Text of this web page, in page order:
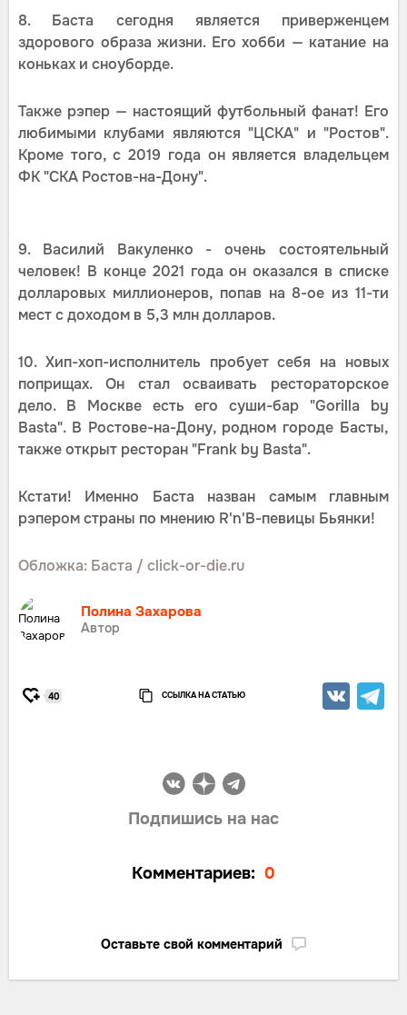
8. Баста сегодня является приверженцем
здорового образа жизни. Его хобби — катание на
коньках и сноуборде.
Также рэпер — настоящий футбольный фанат! Его
любимыми клубами являются "ЦСКА" и "Ростов".
Кроме того, с 2019 года он является владельцем
ФК "СКА Ростов-на-Дону".
9. Василий Вакуленко - очень состоятельный
человек! В конце 2021 года он оказался в списке
долларовых миллионеров, попав на 8-ое из 11-ти
мест с доходом в 5,3 млн долларов.
10. Хип-хоп-исполнитель пробует себя на новых
поприщах. Он стал осваивать рестораторское
дело. В Москве есть его суши-бар "Gorilla by
Basta". В Ростове-на-Дону, родном городе Басты,
также открыт ресторан "Frank by Basta".
Кстати! Именно Баста назван самым главным
рэпером страны по мнению R'n'B-певицы Бьянки!
Обложка: Баста / click-or-die.ru
Полина Захарова
Автор
40 ССЫЛКА НА СТАТЬЮ
Подпишись на нас
Комментариев: 0
Оставьте свой комментарий